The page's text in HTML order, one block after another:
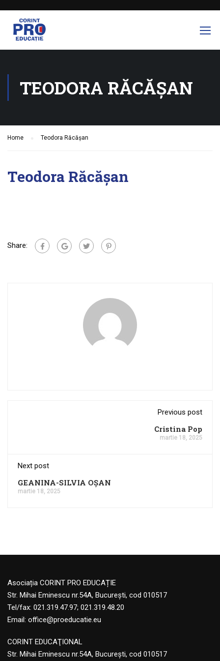
TEODORA RĂCĂȘAN
Home Teodora Răcășan
Teodora Răcășan
Share:
Previous post
Cristina Pop
martie 18, 2025
Next post
GEANINA-SILVIA OȘAN
martie 18, 2025
Asociația CORINT PRO EDUCAȚIE
Str. Mihai Eminescu nr.54A, București, cod 010517
Tel/fax: 021.319.47.97; 021.319.48.20
Email: office@proeducatie.eu
CORINT EDUCAŢIONAL
Str. Mihai Eminescu nr.54A, Bucureşti, cod 010517